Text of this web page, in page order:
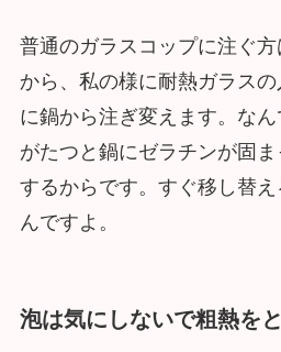
普通のガラスコップに注ぐ
から、私の様に耐熱ガラス
に鍋から注ぎ変えます。な
がたつと鍋にゼラチンが固
するからです。すぐ移し替
んですよ。
泡は気にしないで粗熱を